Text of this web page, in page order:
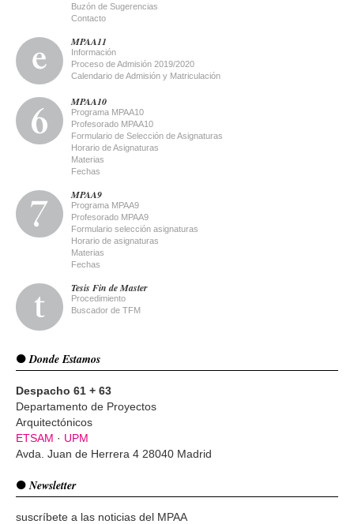
Buzón de Sugerencias
Contacto
MPAA11
Información
Proceso de Admisión 2019/2020
Calendario de Admisión y Matriculación
MPAA10
Programa MPAA10
Profesorado MPAA10
Formulario de Selección de Asignaturas
Horario de Asignaturas
Materias
Fechas
MPAA9
Programa MPAA9
Profesorado MPAA9
Formulario selección asignaturas
Horario de asignaturas
Materias
Fechas
Tesis Fin de Master
Procedimiento
Buscador de TFM
Donde Estamos
Despacho 61 + 63
Departamento de Proyectos
Arquitectónicos
ETSAM · UPM
Avda. Juan de Herrera 4 28040 Madrid
Newsletter
suscríbete a las noticias del MPAA